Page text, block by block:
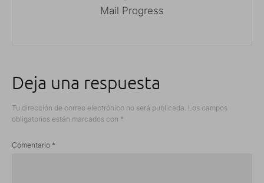
Mail Progress
Deja una respuesta
Tu dirección de correo electrónico no será publicada. Los campos
obligatorios están marcados con *
Comentario *